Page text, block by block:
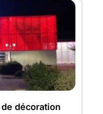
décoration